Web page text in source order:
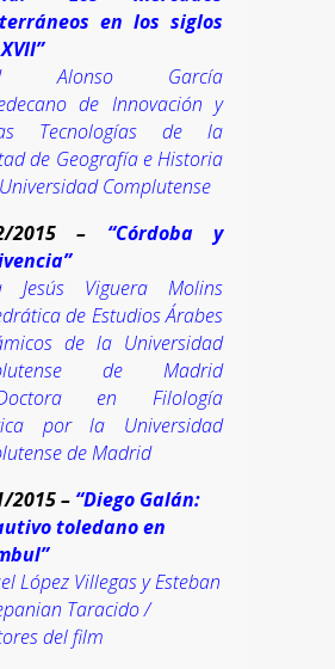
en los siglos
Alonso García
de Innovación y
Tecnologías de la
de Geografía e Historia
Complutense
2015 –
“Córdoba y
Jesús Viguera Molins
de Estudios Árabes
de la Universidad
de Madrid
en Filología
por la Universidad
de Madrid
2015 – “Diego Galán:
toledano en
López Villegas y Esteban
Taracido /
del film